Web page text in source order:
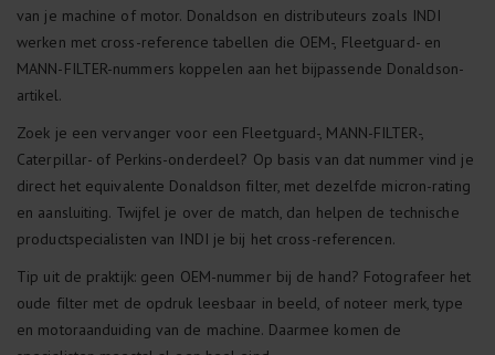
van je machine of motor. Donaldson en distributeurs zoals INDI
werken met cross-reference tabellen die OEM-, Fleetguard- en
MANN-FILTER-nummers koppelen aan het bijpassende Donaldson-
artikel.
Zoek je een vervanger voor een Fleetguard-, MANN-FILTER-,
Caterpillar- of Perkins-onderdeel? Op basis van dat nummer vind je
direct het equivalente Donaldson filter, met dezelfde micron-rating
en aansluiting. Twijfel je over de match, dan helpen de technische
productspecialisten van INDI je bij het cross-referencen.
Tip uit de praktijk: geen OEM-nummer bij de hand? Fotografeer het
oude filter met de opdruk leesbaar in beeld, of noteer merk, type
en motoraanduiding van de machine. Daarmee komen de